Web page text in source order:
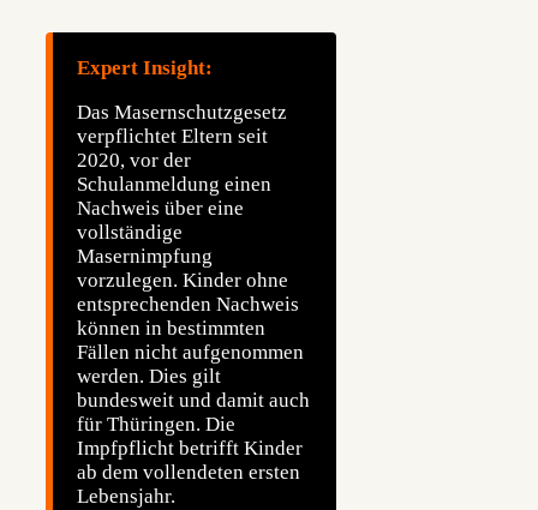
Expert Insight:
Das Masernschutzgesetz
verpflichtet Eltern seit
2020, vor der
Schulanmeldung einen
Nachweis über eine
vollständige
Masernimpfung
vorzulegen. Kinder ohne
entsprechenden Nachweis
können in bestimmten
Fällen nicht aufgenommen
werden. Dies gilt
bundesweit und damit auch
für Thüringen. Die
Impfpflicht betrifft Kinder
ab dem vollendeten ersten
Lebensjahr.